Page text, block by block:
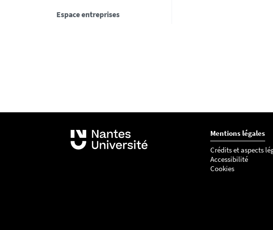
Espace entreprises
Mentions légales
Crédits et aspects
Accessibilité
Cookies